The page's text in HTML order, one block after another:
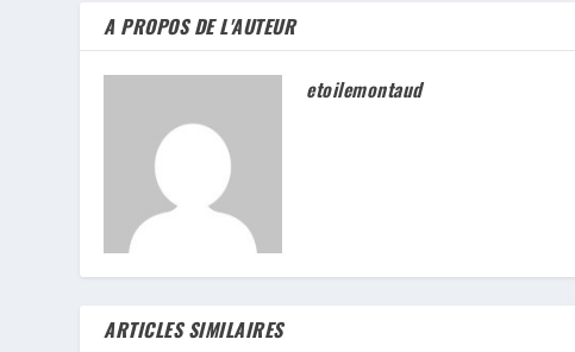
A PROPOS DE L'AUTEUR
etoilemontaud
ARTICLES SIMILAIRES